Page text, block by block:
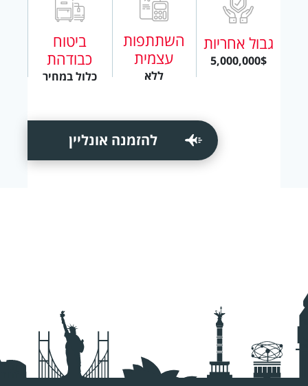
גבול אחריות
5,000,000$
השתתפות
עצמית
ללא
ביטוח
כבודהת
כלול במחיר
להזמנה אונליין